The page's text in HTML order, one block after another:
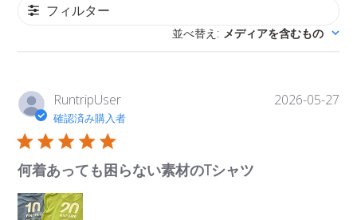
フィルター
並べ替え : メディアを含むもの
RuntripUser
確認済み購入者
何着あっても困らない素材のTシャツ
公
2026-05-27